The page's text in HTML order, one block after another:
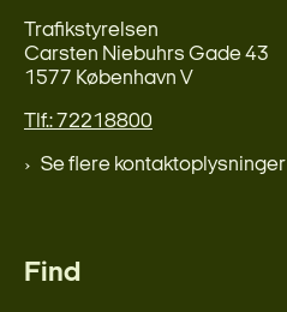
Trafikstyrelsen
Carsten Niebuhrs Gade 43
1577 København V
Tlf.: 72218800
Se flere kontaktoplysninger
Find